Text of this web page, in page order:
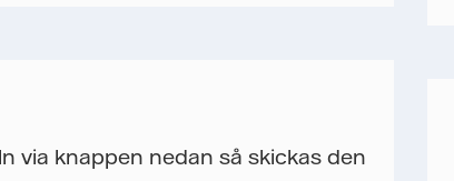
via knappen nedan så skickas den